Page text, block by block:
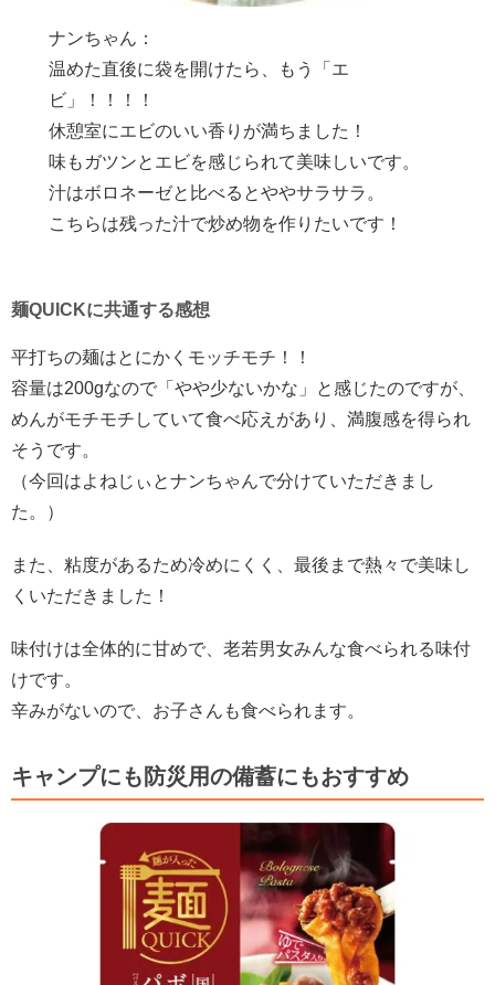
ナンちゃん：
温めた直後に袋を開けたら、もう「エ
ビ」！！！！
休憩室にエビのいい香りが満ちました！
味もガツンとエビを感じられて美味しいです。
汁はボロネーゼと比べるとややサラサラ。
こちらは残った汁で炒め物を作りたいです！
麺QUICKに共通する感想
平打ちの麺はとにかくモッチモチ！！
容量は200gなので「やや少ないかな」と感じたのですが、
めんがモチモチしていて食べ応えがあり、満腹感を得られ
そうです。
（今回はよねじぃとナンちゃんで分けていただきまし
た。）
また、粘度があるため冷めにくく、最後まで熱々で美味し
くいただきました！
味付けは全体的に甘めで、老若男女みんな食べられる味付
けです。
辛みがないので、お子さんも食べられます。
キャンプにも防災用の備蓄にもおすすめ